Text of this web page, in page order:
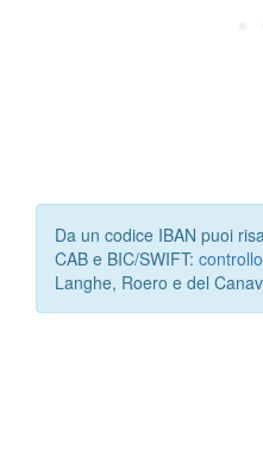
Da un codice IBAN puoi
CAB e BIC/SWIFT:
Langhe, Roero e del